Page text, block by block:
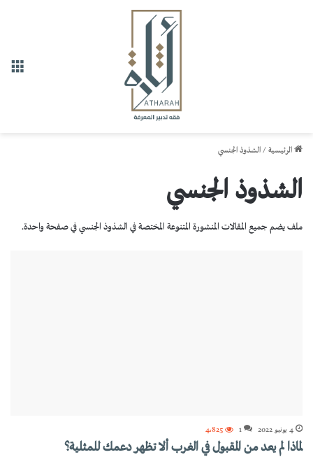
الرئيسية / الشذوذ الجنسي
الشذوذ الجنسي
ملف يضم جميع المقالات المنشورة المتنوعة المختصة في الشذوذ الجنسي في صفحة واحدة.
4 يونيو 2022 1 4٬825
لماذا لم يعد من المقبول في الغرب ألا تظهر دعمك للمثلية؟